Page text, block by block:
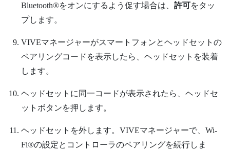
Bluetooth®をオンにするよう促す場合は、 許可をタッ
プします。
VIVEマネージャーがスマートフォンとヘッドセットの
ペアリングコードを表示したら、ヘッドセットを装着
します。
ヘッドセットに同一コードが表示されたら、 ヘッドセ
ット ボタンを押します。
ヘッドセットを外します。 VIVEマネージャーで、 Wi‍-
Fi®の設定とコントローラのペアリングを続行しま